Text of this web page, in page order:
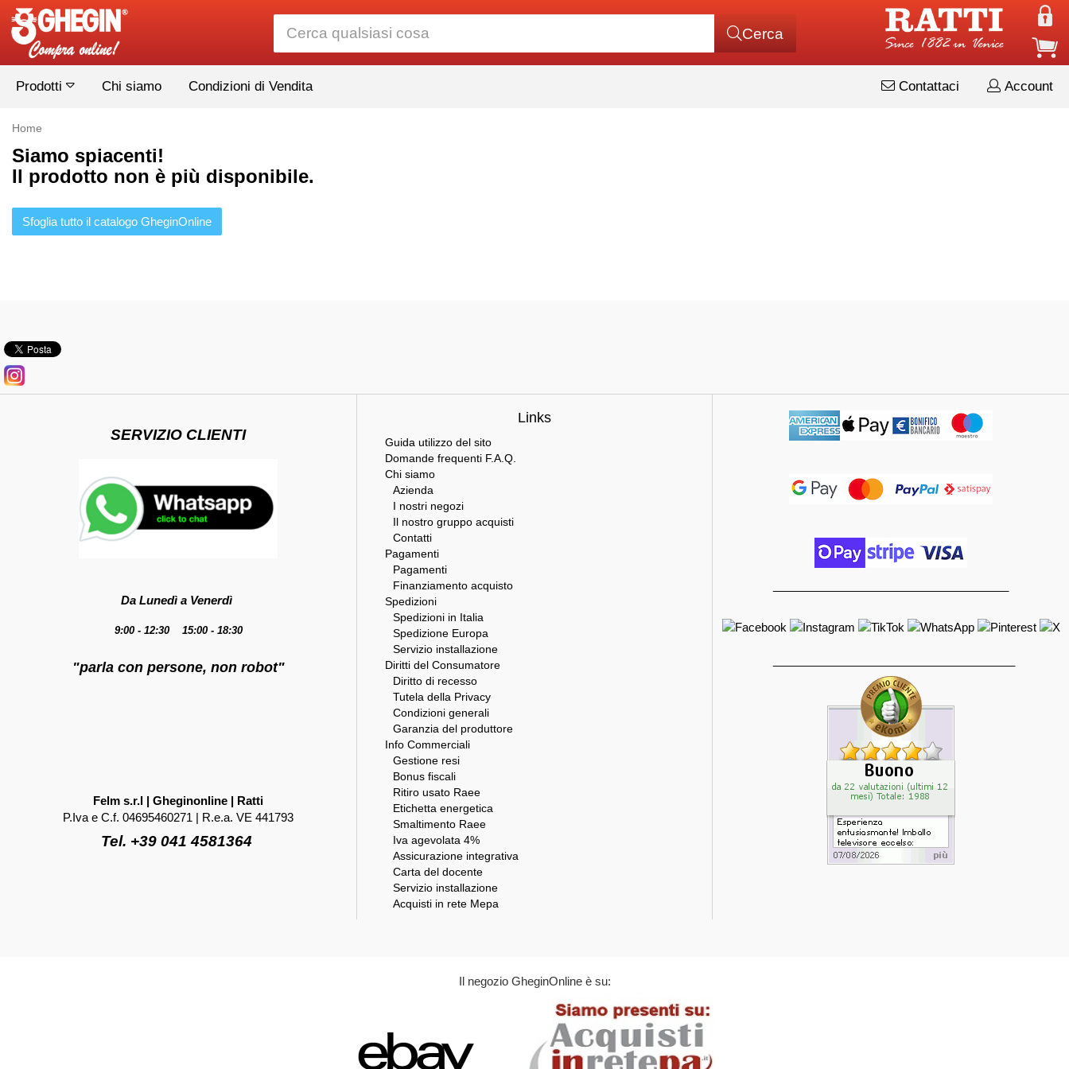
Cerca
Prodotti Chi siamo Condizioni di Vendita Account
Contattaci
Home
Siamo spiacenti!
Il prodotto non è più disponibile.
Sfoglia tutto il catalogo GheginOnline
SERVIZIO CLIENTI
Da Lunedì a Venerdì
9:00 - 12:30 15:00 - 18:30
"parla con persone, non robot"
Felm s.r.l | Gheginonline | Ratti
P.Iva e C.f. 04695460271 | R.e.a. VE 441793
Tel. +39 041 4581364
Links
Guida utilizzo del sito
Domande frequenti F.A.Q.
Chi siamo
Azienda
I nostri negozi
Il nostro gruppo acquisti
Contatti
Pagamenti
Pagamenti
Finanziamento acquisto
Spedizioni
Spedizioni in Italia
Spedizione Europa
Servizio installazione
Diritti del Consumatore
Diritto di recesso
Tutela della Privacy
Condizioni generali
Garanzia del produttore
Info Commerciali
Gestione resi
Bonus fiscali
Ritiro usato Raee
Etichetta energetica
Smaltimento Raee
Iva agevolata 4%
Assicurazione integrativa
Carta del docente
Servizio installazione
Acquisti in rete Mepa
Il negozio GheginOnline è su: